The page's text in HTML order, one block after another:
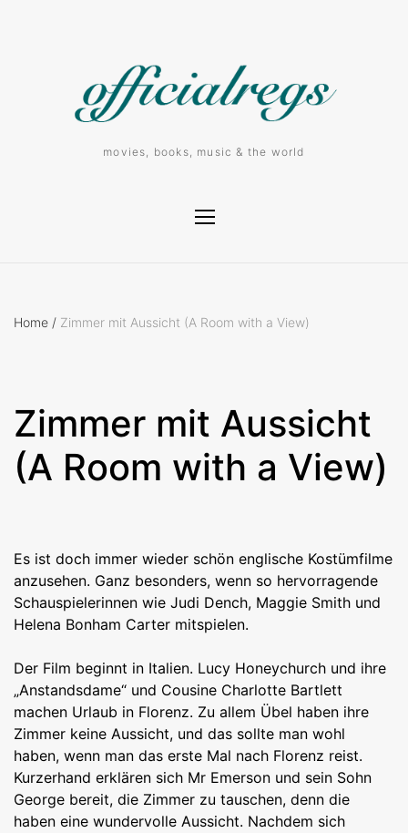
movies, books, music & the world
Home / Zimmer mit Aussicht (A Room with a View)
Zimmer mit Aussicht
(A Room with a View)
Es ist doch immer wieder schön englische Kostümfilme
anzusehen. Ganz besonders, wenn so hervorragende
Schauspielerinnen wie Judi Dench, Maggie Smith und
Helena Bonham Carter mitspielen.
Der Film beginnt in Italien. Lucy Honeychurch und ihre
„Anstandsdame“ und Cousine Charlotte Bartlett
machen Urlaub in Florenz. Zu allem Übel haben ihre
Zimmer keine Aussicht, und das sollte man wohl
haben, wenn man das erste Mal nach Florenz reist.
Kurzerhand erklären sich Mr Emerson und sein Sohn
George bereit, die Zimmer zu tauschen, denn die
haben eine wundervolle Aussicht. Nachdem sich